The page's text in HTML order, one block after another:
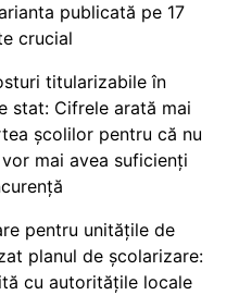
publicată pe 17
crucial
titularizabile în
stat: Cifrele arată mai
școlilor pentru că nu
mai avea suficienți
pentru unitățile de
planul de școlarizare:
cu autoritățile locale